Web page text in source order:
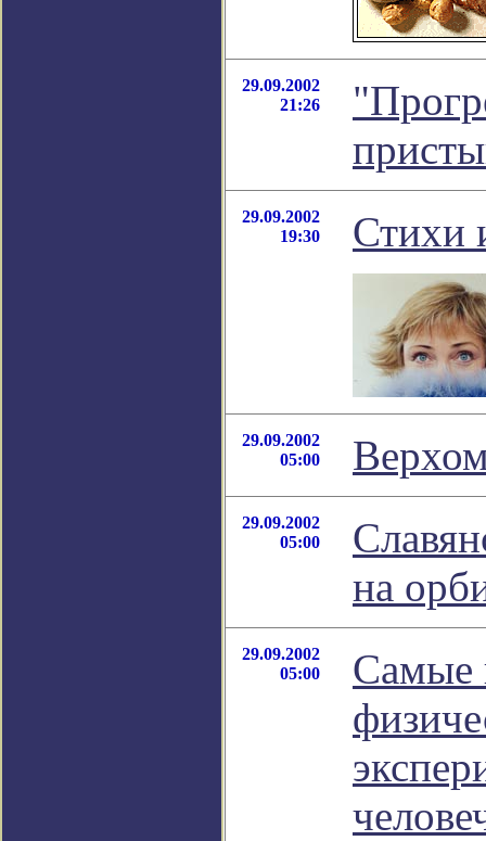
29.09.2002
21:26
29.09.2002
19:30
Стихи
29.09.2002
05:00
29.09.2002
05:00
на
29.09.2002
05:00
Самые